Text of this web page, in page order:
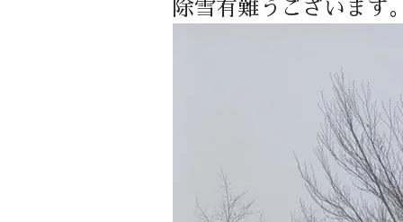
除雪有難うございます